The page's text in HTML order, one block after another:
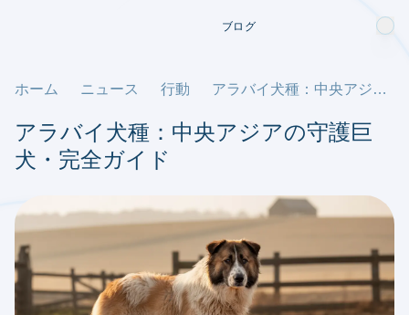
ブログ
ホーム ニュース 行動 アラバイ犬種：中央アジアの守護巨犬・完全ガイド
アラバイ犬種：中央アジアの守護巨
犬・完全ガイド